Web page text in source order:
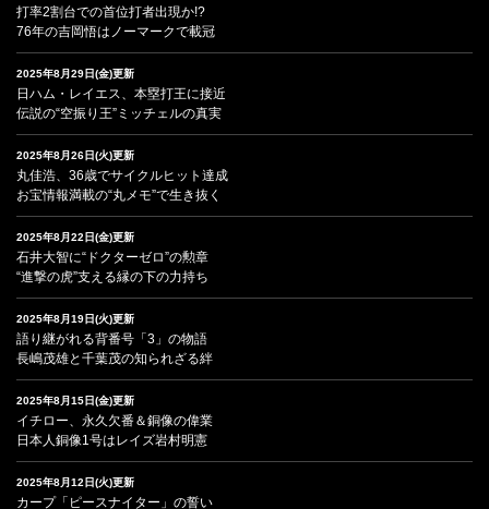
打率2割台での首位打者出現か!?
76年の吉岡悟はノーマークで載冠
2025年8月29日(金)更新
日ハム・レイエス、本塁打王に接近
伝説の“空振り王”ミッチェルの真実
2025年8月26日(火)更新
丸佳浩、36歳でサイクルヒット達成
お宝情報満載の“丸メモ”で生き抜く
2025年8月22日(金)更新
石井大智に“ドクターゼロ”の勲章
“進撃の虎”支える縁の下の力持ち
2025年8月19日(火)更新
語り継がれる背番号「3」の物語
長嶋茂雄と千葉茂の知られざる絆
2025年8月15日(金)更新
イチロー、永久欠番＆銅像の偉業
日本人銅像1号はレイズ岩村明憲
2025年8月12日(火)更新
カープ「ピースナイター」の誓い